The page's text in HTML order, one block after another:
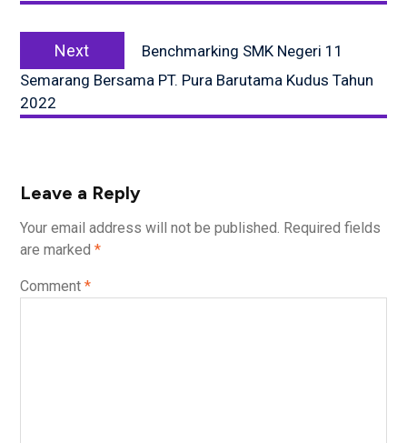
Next
post:
Benchmarking SMK Negeri 11
Semarang Bersama PT. Pura Barutama Kudus Tahun
2022
Leave a Reply
Your email address will not be published. Required fields
are marked *
Comment *